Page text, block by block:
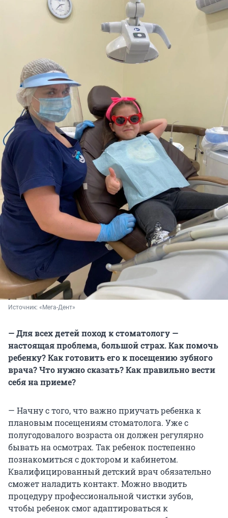
Источник: «Мега-Дент»
— Для всех детей поход к стоматологу —
настоящая проблема, большой страх. Как помочь
ребенку? Как готовить его к посещению зубного
врача? Что нужно сказать? Как правильно вести
себя на приеме?
— Начну с того, что важно приучать ребенка к
плановым посещениям стоматолога. Уже с
полугодовалого возраста он должен регулярно
бывать на осмотрах. Так ребенок постепенно
познакомиться с доктором и кабинетом.
Квалифицированный детский врач обязательно
сможет наладить контакт. Можно вводить
процедуру профессиональной чистки зубов,
чтобы ребенок смог адаптироваться к